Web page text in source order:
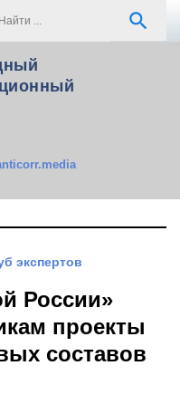
search
экспертов
России»
проекты
составов